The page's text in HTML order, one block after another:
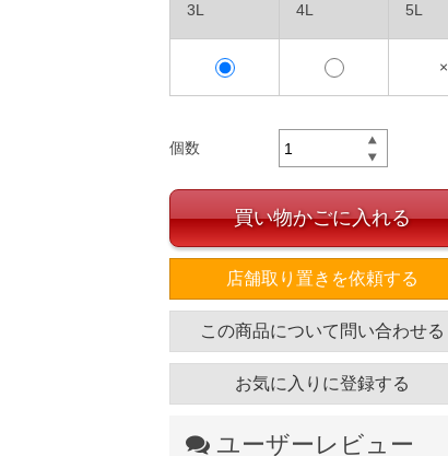
3L 4L 5L
×
個数
買い物かごに入れる
店舗取り置きを依頼する
この商品について問い合わせる
お気に入りに登録する
ユーザーレビュー